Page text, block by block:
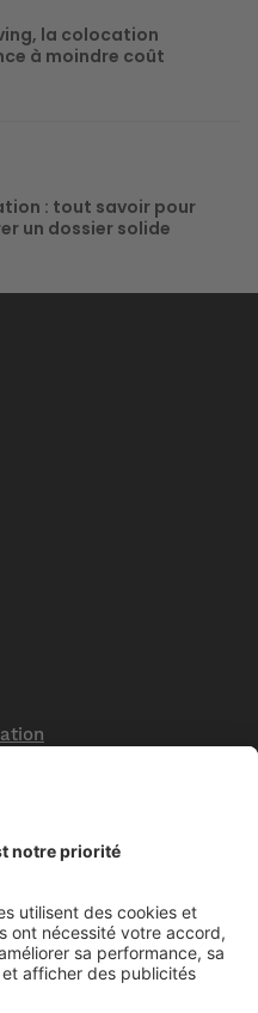
la colocation
à moindre coût
: tout savoir pour
un dossier solide